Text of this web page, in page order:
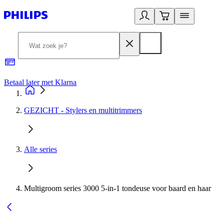
Betaal later met Klarna
GEZICHT - Stylers en multitrimmers
Alle series
Multigroom series 3000 5-in-1 tondeuse voor baard en haar